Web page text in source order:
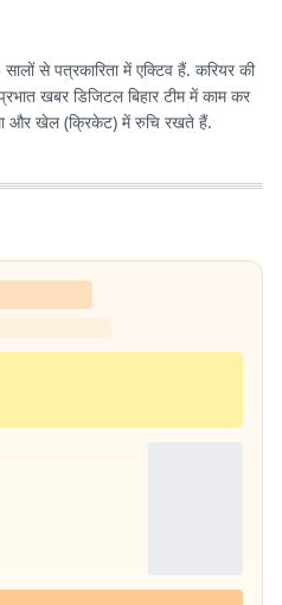
से पत्रकारिता में एक्टिव हैं. करियर की
खबर डिजिटल बिहार टीम में काम कर
और खेल (क्रिकेट) में रुचि रखते हैं.